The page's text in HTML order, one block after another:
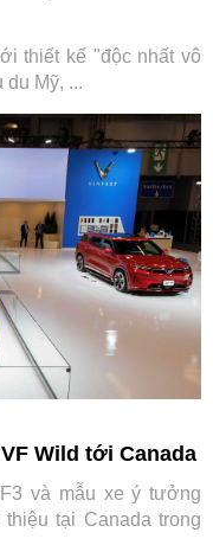
thiết kế "độc nhất vô
du Mỹ, ...
Wild tới Canada
và mẫu xe ý tưởng
tại Canada trong